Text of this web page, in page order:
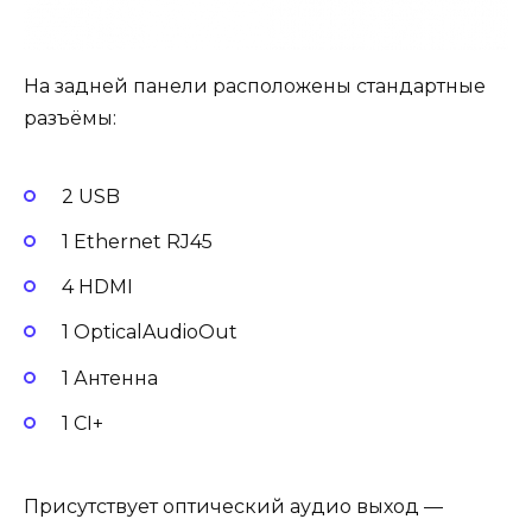
На задней панели расположены стандартные
разъёмы:
2 USB
1 Ethernet RJ45
4 HDMI
1 OpticalAudioOut
1 Антенна
1 CI+
Присутствует оптический аудио выход —